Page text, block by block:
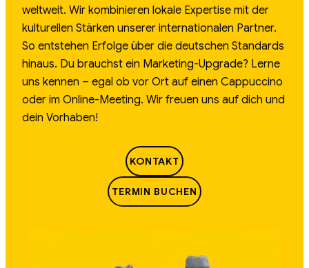
weltweit. Wir kombinieren lokale Expertise mit der
kulturellen Stärken unserer internationalen Partner.
So entstehen Erfolge über die deutschen Standards
hinaus. Du brauchst ein Marketing-Upgrade? Lerne
uns kennen – egal ob vor Ort auf einen Cappuccino
oder im Online-Meeting. Wir freuen uns auf dich und
dein Vorhaben!
KONTAKT
TERMIN BUCHEN